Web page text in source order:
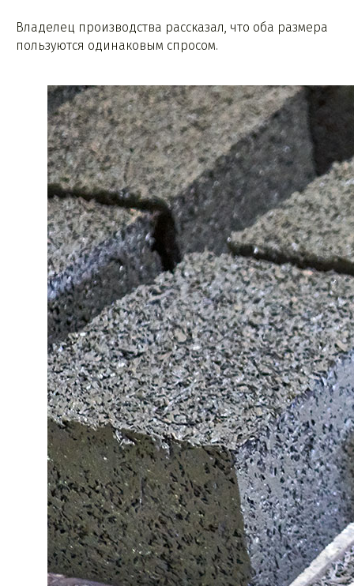
Владелец производства рассказал, что оба размера
пользуются одинаковым спросом.